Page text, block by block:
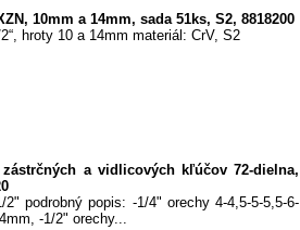
10mm a 14mm, sada 51ks, S2, 8818200
hroty 10 a 14mm materiál: CrV, S2
a vidlicových kľúčov 72-dielna,
podrobný popis: -1/4" orechy 4-4,5-5-5,5-6-
-1/2" orechy...